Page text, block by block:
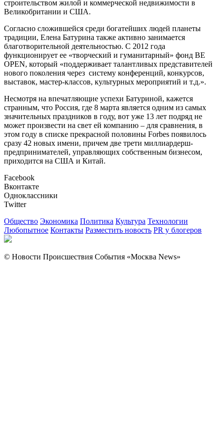
строительством жилой и коммерческой недвижимости в
Великобритании и США.
Согласно сложившейся среди богатейших людей планеты
традиции, Елена Батурина также активно занимается
благотворительной деятельностью. С 2012 года
функционирует ее «творческий и гуманитарный» фонд BE
OPEN, который «поддерживает талантливых представителей
нового поколения через систему конференций, конкурсов,
выставок, мастер-классов, культурных мероприятий и т.д.».
Несмотря на впечатляющие успехи Батуриной, кажется
странным, что Россия, где 8 марта является одним из самых
значительных праздников в году, вот уже 13 лет подряд не
может произвести на свет ей компанию – для сравнения, в
этом году в списке прекрасной половины Forbes появилось
сразу 42 новых имени, причем две трети миллиардерш-
предпринимателей, управляющих собственным бизнесом,
приходится на США и Китай.
Facebook
Вконтакте
Одноклассники
Twitter
Общество Экономика Политика Культура Технологии
Любопытное Контакты Разместить новость PR у блогеров
© Новости Происшествия События «Москва News»